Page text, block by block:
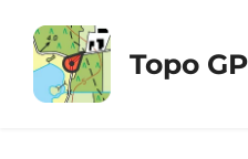
naar
inhoud
Topo